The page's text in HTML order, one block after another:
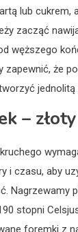
lub cukrem,
zacząć
węższego
zapewnić, że
jednolitą
–
i czasu, aby
Nagrzewamy
stopni
foremki z